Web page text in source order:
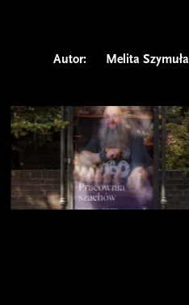
Autor: Melita Szymuła